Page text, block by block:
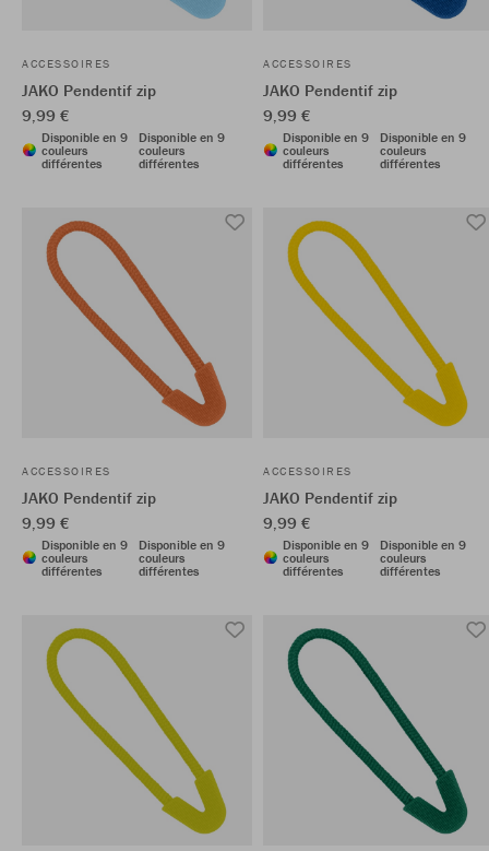
ACCESSOIRES
JAKO Pendentif zip
9,99 €
Disponible en 9
couleurs
différentes
Disponible en 9
couleurs
différentes
ACCESSOIRES
JAKO Pendentif zip
9,99 €
Disponible en 9
couleurs
différentes
Disponible en 9
couleurs
différentes
ACCESSOIRES
JAKO Pendentif zip
9,99 €
Disponible en 9
couleurs
différentes
Disponible en 9
couleurs
différentes
ACCESSOIRES
JAKO Pendentif zip
9,99 €
Disponible en 9
couleurs
différentes
Disponible en 9
couleurs
différentes